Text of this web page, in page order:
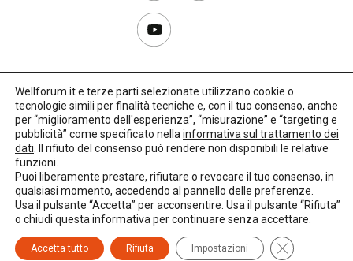
Copyright 2017–2026
Privacy Policy
Credits: LO Studio
Wellforum.it e terze parti selezionate utilizzano cookie o
tecnologie simili per finalità tecniche e, con il tuo consenso, anche
per “miglioramento dell'esperienza”, “misurazione” e “targeting e
pubblicità” come specificato nella informativa sul trattamento dei
dati . Il rifiuto del consenso può rendere non disponibili le relative
funzioni.
Puoi liberamente prestare, rifiutare o revocare il tuo consenso, in
qualsiasi momento, accedendo al pannello delle preferenze.
Usa il pulsante “Accetta” per acconsentire. Usa il pulsante “Rifiuta”
o chiudi questa informativa per continuare senza accettare.
Accetta tutto Rifiuta Impostazioni Close GDPR